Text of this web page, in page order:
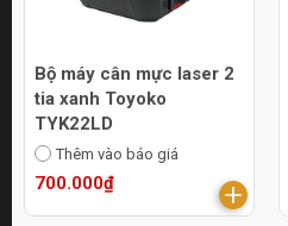
Bộ máy cân mực laser 2
tia xanh Toyoko
TYK22LD
Thêm vào báo giá
700.000₫